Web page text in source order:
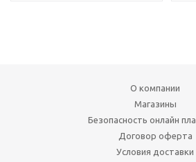
О компании
Магазины
Безопасность онлайн
Договор оферта
Условия доставки